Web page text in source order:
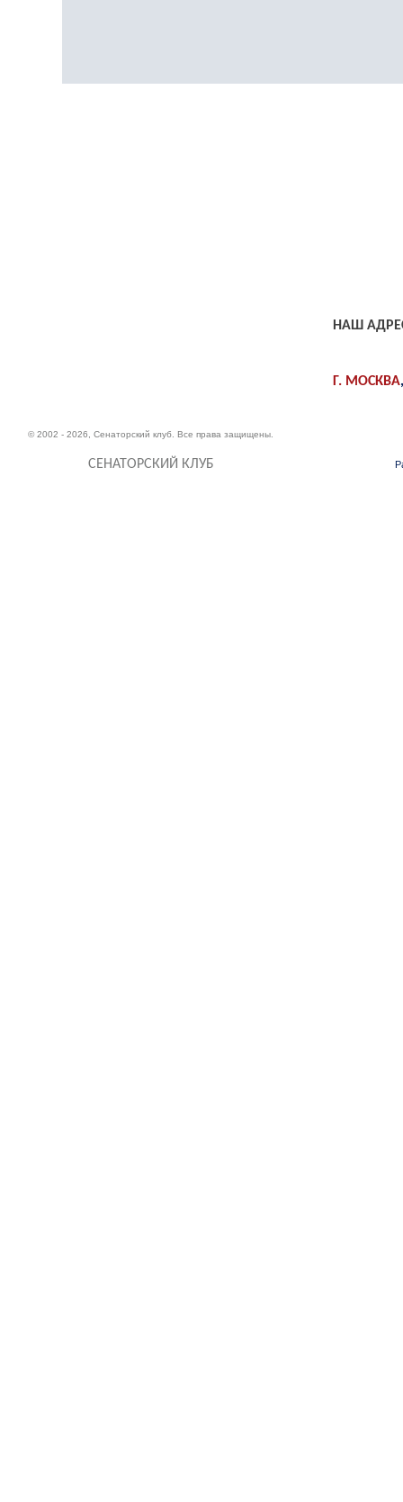
© 2002 - 2026, Сенаторский клуб. Все права защищены.
НАШ
Г. МОСКВА
СЕНАТОРСКИЙ КЛУБ